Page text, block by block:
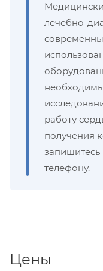
лечебно-
работу
получения
телефону.
Цены